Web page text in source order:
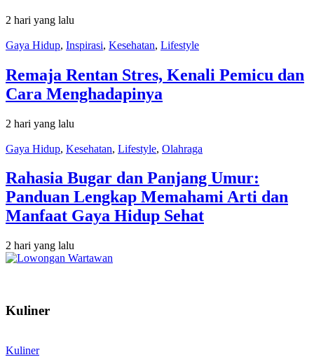
2 hari yang lalu
Gaya Hidup, Inspirasi, Kesehatan, Lifestyle
Remaja Rentan Stres, Kenali Pemicu dan
Cara Menghadapinya
2 hari yang lalu
Gaya Hidup, Kesehatan, Lifestyle, Olahraga
Rahasia Bugar dan Panjang Umur:
Panduan Lengkap Memahami Arti dan
Manfaat Gaya Hidup Sehat
2 hari yang lalu
Kuliner
Kuliner